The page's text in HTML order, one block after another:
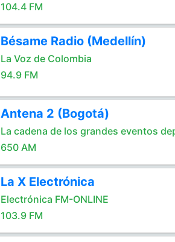
104.4 FM
Bésame Radio (Medellín)
La Voz de Colombia
94.9 FM
Antena 2 (Bogotá)
La cadena de los grandes eventos
650 AM
La X Electrónica
Electrónica FM-ONLINE
103.9 FM